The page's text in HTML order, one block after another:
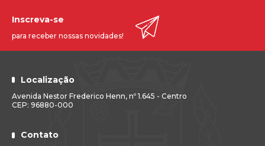
Localização
Avenida Nestor Frederico Henn, nº 1.645 - Centro
CEP: 96880-000
Contato
Inscreva-se
para receber nossas novidades!